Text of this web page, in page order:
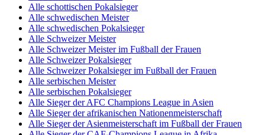
Alle schottischen Pokalsieger
Alle schwedischen Meister
Alle schwedischen Pokalsieger
Alle Schweizer Meister
Alle Schweizer Meister im Fußball der Frauen
Alle Schweizer Pokalsieger
Alle Schweizer Pokalsieger im Fußball der Frauen
Alle serbischen Meister
Alle serbischen Pokalsieger
Alle Sieger der AFC Champions League in Asien
Alle Sieger der afrikanischen Nationenmeisterschaft
Alle Sieger der Asienmeisterschaft im Fußball der Frauen